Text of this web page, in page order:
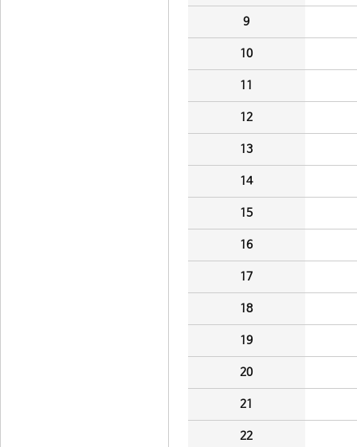
9
10
11
12
13
14
15
16
17
18
19
20
21
22